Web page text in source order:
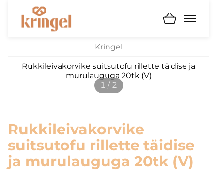
Kringel
Rukkileivakorvike suitsutofu rillette täidise ja
murulauguga 20tk (V)
1 / 2
Rukkileivakorvike
suitsutofu rillette täidise
ja murulauguga 20tk (V)